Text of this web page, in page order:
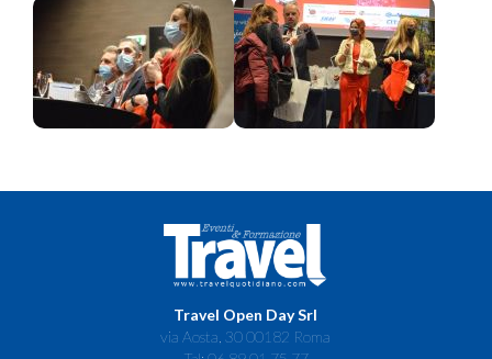
Travel Open Day Srl
via Aosta, 30 00182 Roma